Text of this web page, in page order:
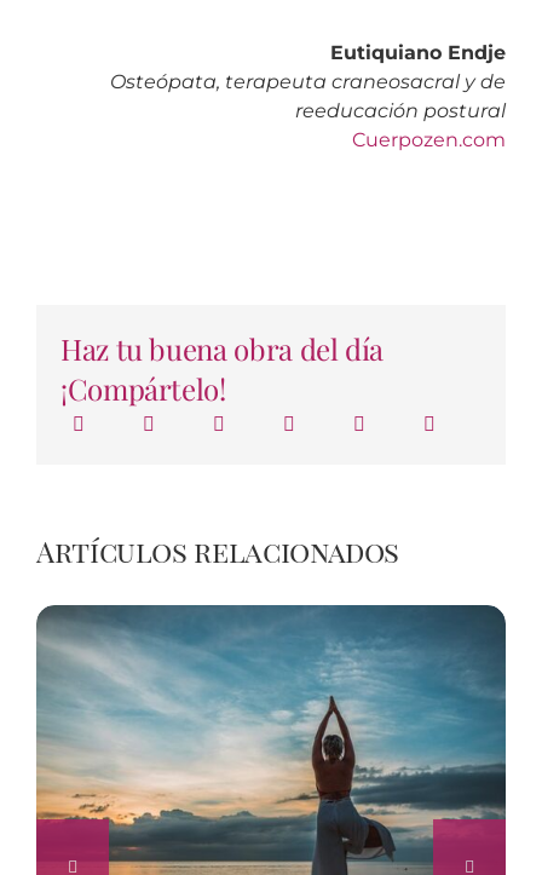
Eutiquiano Endje
Osteópata, terapeuta craneosacral y de
reeducación postural
Cuerpozen.com
Haz tu buena obra del día
¡Compártelo!
Artículos relacionados